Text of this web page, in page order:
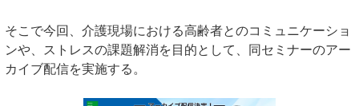
そこで今回、介護現場における高齢者とのコミュニケーショ
ンや、ストレスの課題解消を目的として、同セミナーのアー
カイブ配信を実施する。